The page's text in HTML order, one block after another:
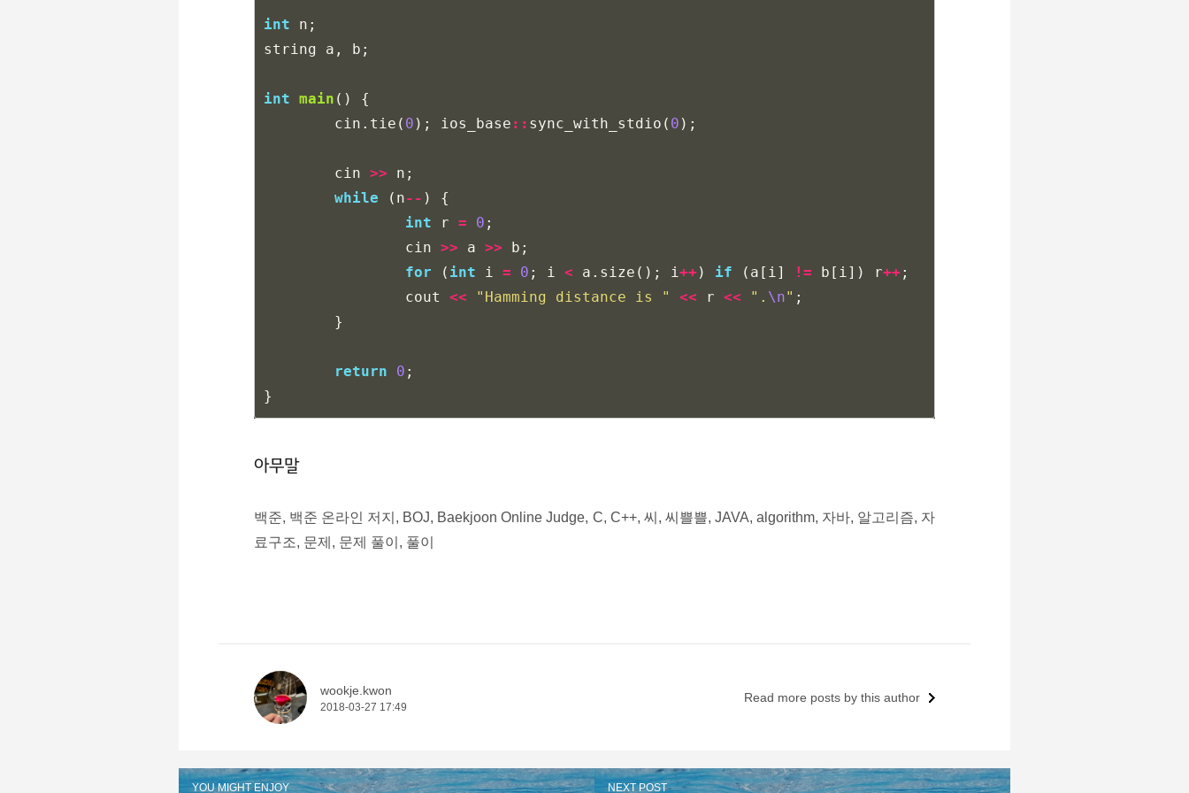
int n ;
string
a , b ;
int main ()
{
cin . tie ( 0 ); ios_base :: sync_with_stdio ( 0 );
cin >> n ;
while
( n-- )
{
int
r = 0 ;
cin >> a >> b ;
for
( int i = 0 ; i < a . size (); i++ ) if ( a [ i] != b [ i]) r++ ;
cout
<< "Hamming distance is " << r << ". \n" ;
}
return 0 ;
}
아무말
백준, 백준 온라인 저지, BOJ, Baekjoon Online Judge, C, C++, 씨, 씨쁠쁠, JAVA, algorithm, 자바, 알고리즘, 자
료구조, 문제, 문제 풀이, 풀이
wookje.kwon
2018-03-27 17:49
Read more posts by this author
YOU MIGHT ENJOY NEXT POST